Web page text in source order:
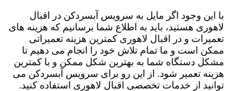
با این وجود اگر مایل به سرویس آبسردکن در اقبال
لاهوری هستید، باید به اطلاع شما برسانیم که هزینه های
تعمیرات و در اقبال لاهوری کمترین هزینه تعمیراتی
ممکن است و ما تمام تلاش خود را انجام می دهیم تا
مشکل دستگاه شما به بهترین شکل ممکن و با کمترین
هزینه تعمیر شود. از این رو برای سرویس آبسردکن می
توانید از خدمات تخصصی اقبال لاهوری استفاده کنید.